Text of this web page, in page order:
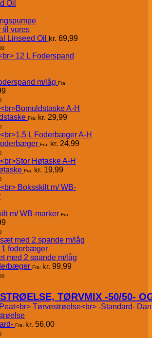
til vores
Linseed Oil kr. 69,99
m/låg Fra:
A-H
Fra: kr. 29,99
A-H
Fra: kr. 24,99
A-H
Fra: kr. 19,99
m/ WB-marker Fra:
med 2 spande m/låg
Fra: kr. 99,99
TØRVMIX -50/50-
Fra: kr. 56,00